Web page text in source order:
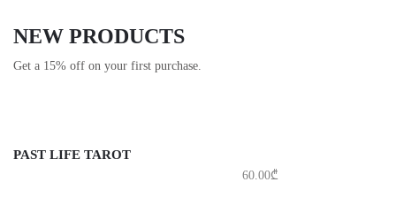
NEW PRODUCTS
Get a 15% off on your first purchase.
PAST LIFE TAROT
60.00₾